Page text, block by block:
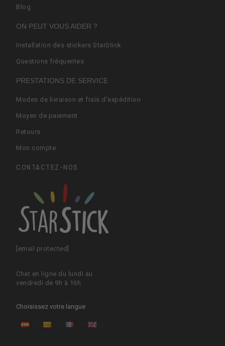
Blog
ON PEUT VOUS AIDER ?
Installation des stickers StarStick
Questions fréquentes
PRESTATIONS DE SERVICE
Modes de livraison et frais d'expédition
Moyen de paiement
Retours
Mon compte
CONTACTEZ-NOS
[email protected]
Chat en ligne du lundi au
vendredi de 9h à 16h
Choisissez votre langue
ES CA FR